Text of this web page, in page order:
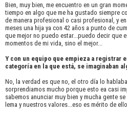
Bien, muy bien, me encuentro en un gran
tiempo en algo que me ha gustado siempre
de manera profesional o casi profesional, y
meses una hija ya con 42 años a punto de
que mejor no puedo estar...puedo decir que
momentos de mi vida, sino el mejor...
Y con un equipo que empieza a registrar
categoría en la que está, se imaginaban
No, la verdad es que no, el otro día lo
sorprendiamos mucho porque esto ea casi
sabemos anunciar muy bien y mucha gente
lema y nuestros valores...eso es mérito de